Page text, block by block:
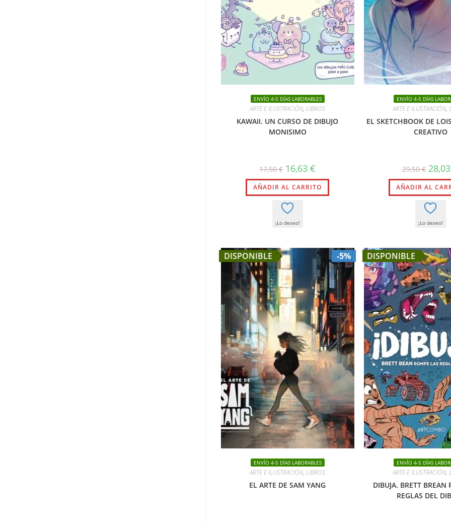
ENVÍO 4-5 DÍAS LABORABLES
ARTE E ILUSTRACIÓN,LIBROS
KAWAII. UN CURSO DE DIBUJO
MONISIMO
17,50€ El
precio
original
era:
17,50 €.
16,63€
actual
es:
16,63 €.
AÑADIR AL CARRITO
¡Lo deseo!
ENVÍO 4-5 DÍAS
ARTE E ILUSTRACIÓN,
EL SKETCHBOOK DE
CREATIVO
29,50€ El
precio
era:
29,50
AÑADIR AL
¡Lo deseo!
DISPONIBLE -5%
ENVÍO 4-5 DÍAS LABORABLES
ARTE E ILUSTRACIÓN,LIBROS
EL ARTE DE SAM YANG
DISPONIBLE
ENVÍO 4-5 DÍAS
ARTE E ILUSTRACIÓN,
DIBUJA. BRETT BREAN
REGLAS DEL